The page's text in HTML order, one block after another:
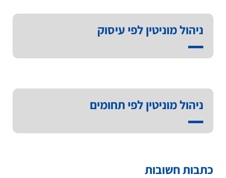
ניהול מוניטין לפי עיסוק
ניהול מוניטין לפי תחומים
כתבות חשובות